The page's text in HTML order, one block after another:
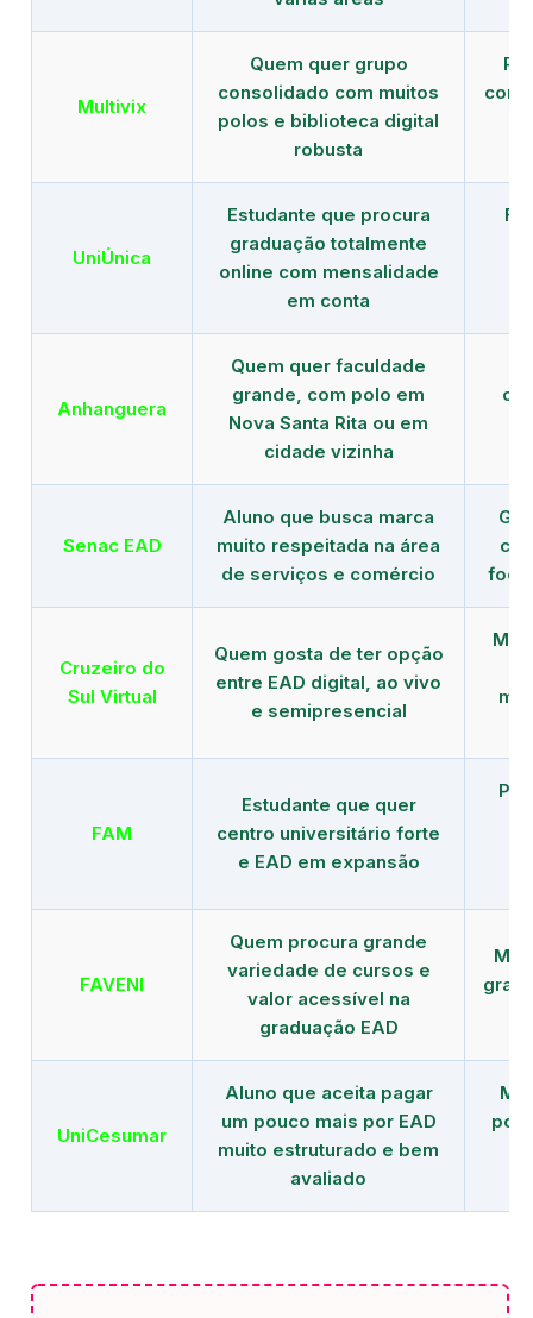
Multivix
Quem quer grupo
consolidado com muitos
polos e biblioteca digital
robusta
com
UniÚnica
Estudante que procura
graduação totalmente
online com mensalidade
em conta
Anhanguera
Quem quer faculdade
grande, com polo em
Nova Santa Rita ou em
cidade vizinha
Senac EAD
Aluno que busca marca
muito respeitada na área
de serviços e comércio
foco
Cruzeiro do
Sul Virtual
Quem gosta de ter opção
entre EAD digital, ao vivo
e semipresencial
FAM
Estudante que quer
centro universitário forte
e EAD em expansão
FAVENI
Quem procura grande
variedade de cursos e
valor acessível na
graduação EAD
UniCesumar
Aluno que aceita pagar
um pouco mais por EAD
muito estruturado e bem
avaliado